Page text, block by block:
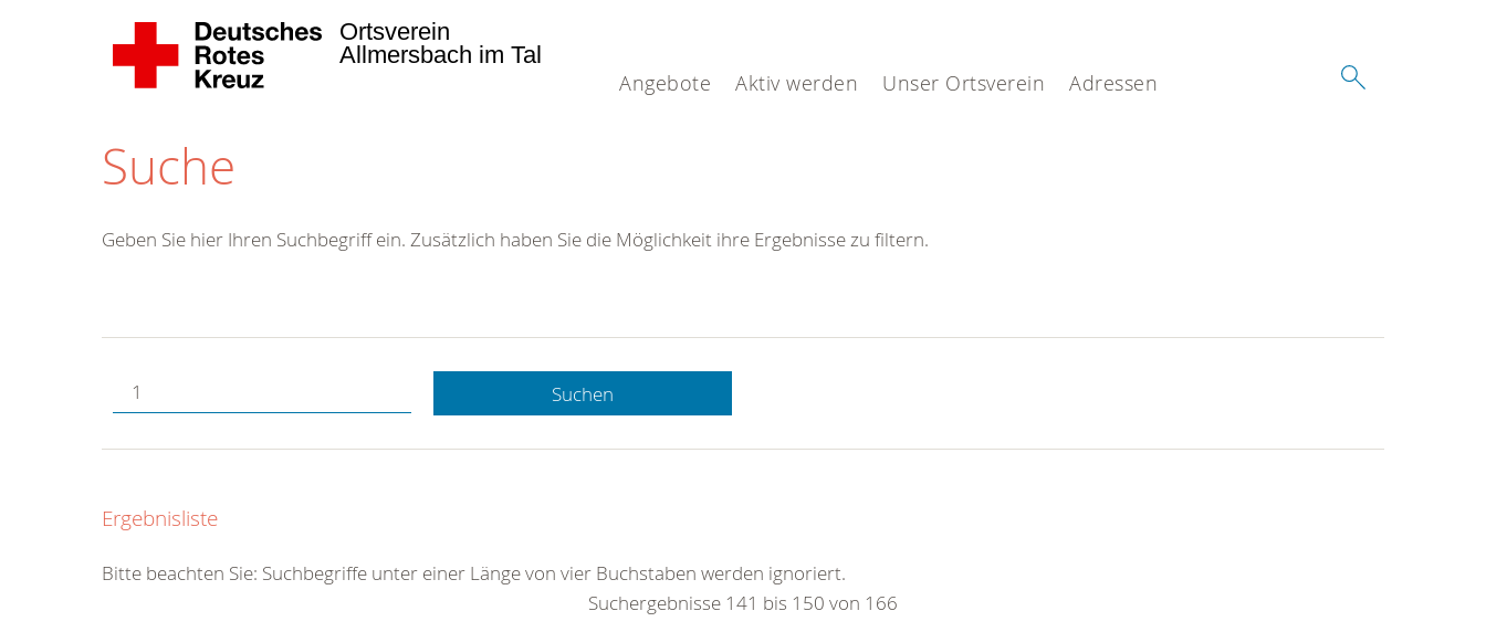
Angebote Aktiv werden Unser Ortsverein Adressen
Ortsverein
Allmersbach im Tal
Suche
Hotline.
gerne.
Infos für Sie
kostenfrei
Geben Sie hier Ihren Suchbegriff ein. Zusätzlich haben Sie die Möglichkeit ihre Ergebnisse zu filtern.
Suchen
Ergebnisliste
Bitte beachten Sie: Suchbegriffe unter einer Länge von vier Buchstaben werden ignoriert.
Suchergebnisse 141 bis 150 von 166